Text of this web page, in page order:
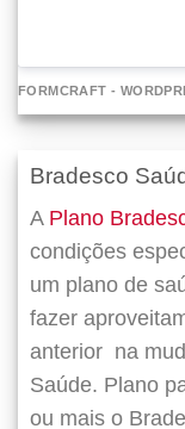
FORMCRAFT -
Bradesco
A Plano
condições
um plano de
fazer
anterior na
Saúde. Plano
ou mais o